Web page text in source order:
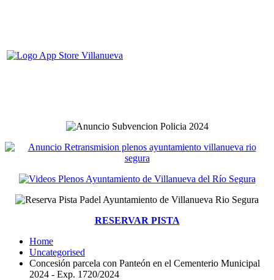
RESERVAR PISTA
Home
Uncategorised
Concesión parcela con Panteón en el Cementerio Municipal
2024 - Exp. 1720/2024